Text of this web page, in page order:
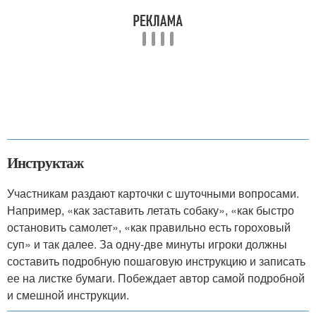
Инструктаж
Участникам раздают карточки с шуточными вопросами.
Например, «как заставить летать собаку», «как быстро
остановить самолет», «как правильно есть гороховый
суп» и так далее. За одну-две минуты игроки должны
составить подробную пошаговую инструкцию и записать
ее на листке бумаги. Побеждает автор самой подробной
и смешной инструкции.